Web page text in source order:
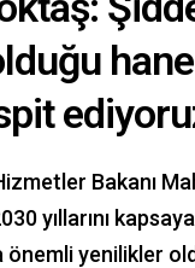
Bakanı
yıllarını
önemli yenilikler